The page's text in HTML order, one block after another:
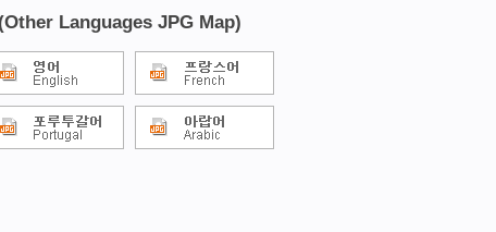
Languages JPG Map)